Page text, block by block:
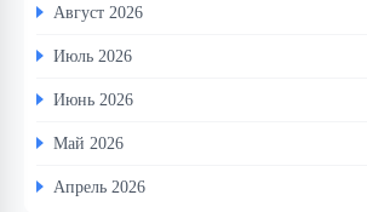
Август 2026
Июль 2026
Июнь 2026
Май 2026
Апрель 2026